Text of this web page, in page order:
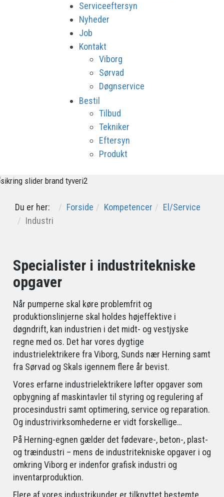
Serviceeftersyn
Nyheder
Job
Kontakt
Viborg
Sørvad
Døgnservice
Bestil
Tilbud
Tekniker
Eftersyn
Produkt
Du er her: Forside Kompetencer
El/Service
Industri
Specialister i industritekniske
opgaver
Når pumperne skal køre problemfrit og
produktionslinjerne skal holdes højeffektive i
døgndrift, kan industrien i det midt- og vestjyske
regne med os. Det har vores dygtige
industrielektrikere fra Viborg, Sunds nær Herning samt
fra Sørvad og Skals igennem flere år bevist.
Vores erfarne industrielektrikere løfter opgaver som
opbygning af maskintavler til styring og regulering af
procesindustri samt optimering, service og reparation.
Og industrivirksomhederne er vidt forskellige…
På Herning-egnen gælder det fødevare-, beton-, plast-
og træindustri – mens de industritekniske opgaver i og
omkring Viborg er indenfor grafisk industri og
inventarproduktion.
Flere af vores industrikunder er tilknyttet bestemte